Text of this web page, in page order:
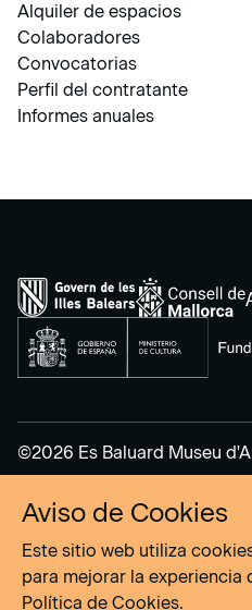
Alquiler de espacios
Colaboradores
Convocatorias
Perfil del contratante
Informes anuales
©2026 Es Baluard Museu
Aviso Legal
Política de Privacidad
Política de cookies
Aviso de Cookies
Este sitio web utiliza
para mejorar la experiencia
Política de Cookies.